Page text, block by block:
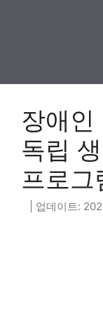
장애
독립
프로그